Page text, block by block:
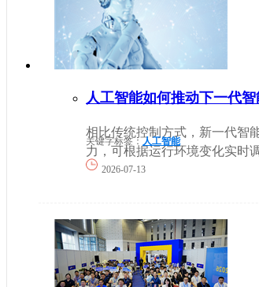
人工智能如何推动下一代
相比传统控制方式，新一代智
力，可根据运行环境变化实时
关键字标签：人工智能
2026-07-13